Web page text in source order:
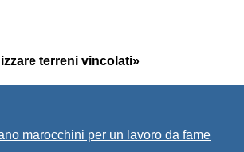
terreni vincolati»
marocchini per un lavoro da fame